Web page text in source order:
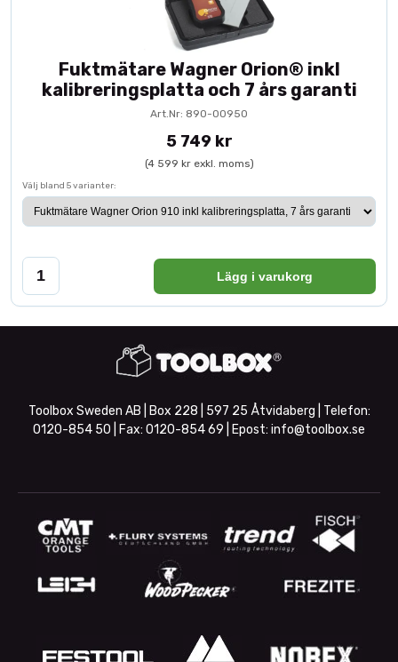
Fuktmätare Wagner Orion® inkl
kalibreringsplatta och 7 års garanti
Art.Nr: 890-00950
5 749 kr
(4 599 kr exkl. moms)
Välj bland 5 varianter:
Lägg i varukorg
Toolbox Sweden AB | Box 228 | 597 25 Åtvidaberg | Telefon:
0120-854 50 | Fax: 0120-854 69 | Epost: info@toolbox.se